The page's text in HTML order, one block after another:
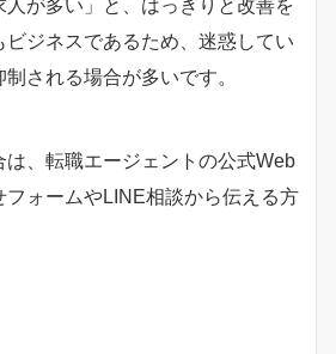
人が多い」と、はっきりと改善を
ジネスであるため、迷惑してい
される場合が多いです。
は、転職エージェントの公式Web
フォームやLINE相談から伝える方